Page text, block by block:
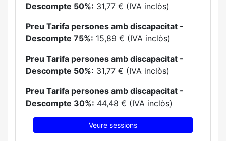
Descompte 50%: 31,77 € (IVA inclòs)
Preu Tarifa persones amb discapacitat -
Descompte 75%: 15,89 € (IVA inclòs)
Preu Tarifa persones amb discapacitat -
Descompte 50%: 31,77 € (IVA inclòs)
Preu Tarifa persones amb discapacitat -
Descompte 30%: 44,48 € (IVA inclòs)
Veure sessions